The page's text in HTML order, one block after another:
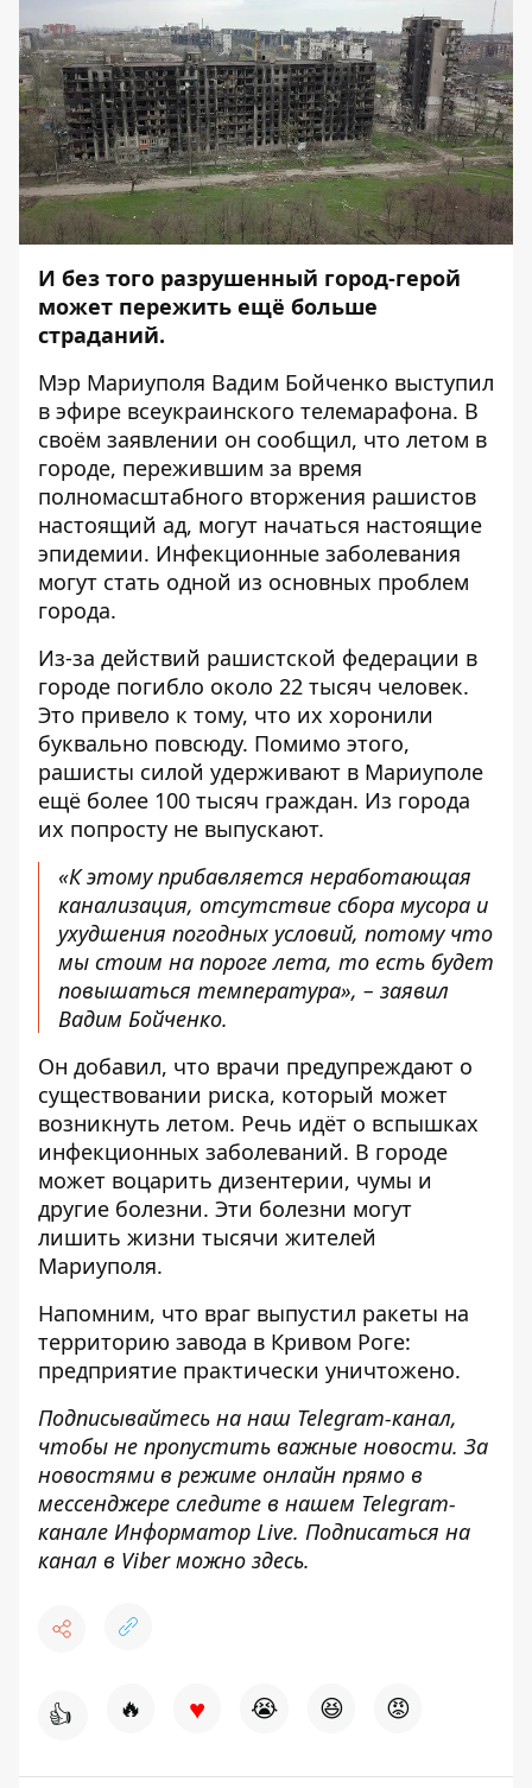
И без того разрушенный город-герой
может пережить ещё больше
страданий.
Мэр Мариуполя Вадим Бойченко выступил
в эфире всеукраинского телемарафона. В
своём заявлении он сообщил, что летом в
городе, пережившим за время
полномасштабного вторжения рашистов
настоящий ад, могут начаться настоящие
эпидемии. Инфекционные заболевания
могут стать одной из основных проблем
города.
Из-за действий рашистской федерации в
городе погибло около 22 тысяч человек.
Это привело к тому, что их хоронили
буквально повсюду. Помимо этого,
рашисты силой удерживают в Мариуполе
ещё более 100 тысяч граждан. Из города
их попросту не выпускают.
«К этому прибавляется неработающая
канализация, отсутствие сбора мусора и
ухудшения погодных условий, потому что
мы стоим на пороге лета, то есть будет
повышаться температура», – заявил
Вадим Бойченко.
Он добавил, что врачи предупреждают о
существовании риска, который может
возникнуть летом. Речь идёт о вспышках
инфекционных заболеваний. В городе
может воцарить дизентерии, чумы и
другие болезни. Эти болезни могут
лишить жизни тысячи жителей
Мариуполя.
Напомним, что враг выпустил ракеты на
территорию завода в Кривом Роге:
предприятие практически уничтожено.
Подписывайтесь на наш Telegram-канал,
чтобы не пропустить важные новости. За
новостями в режиме онлайн прямо в
мессенджере следите в нашем Telegram-
канале Информатор Live. Подписаться на
канал в Viber можно здесь.
👍 🔥 ♥ 😭 😆 😡